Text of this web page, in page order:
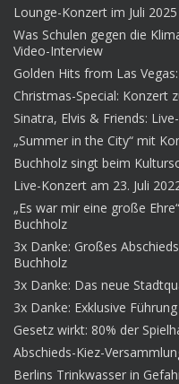
Lounge-Konzert im Juli
Was Schulen gegen die
Video-Interview
Golden Hits from Las
Christmas-Special: Konzert
Sinatra, Elvis & Friends:
„Summer in the City“ mit
Buchholz singt beim
Live-Konzert am 23. Juli
„Es war mir eine große
Buchholz
3x Danke: Großes
Buchholz
3x Danke: Das neue
3x Danke: Exklusive
Gesetz wirkt: 80% der
Abschieds-Kiez-
Berlins Trinkwasser in